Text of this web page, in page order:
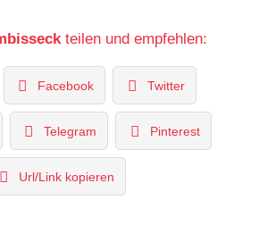
teilen und empfehlen:
Facebook Twitter
Telegram Pinterest
Url/Link kopieren